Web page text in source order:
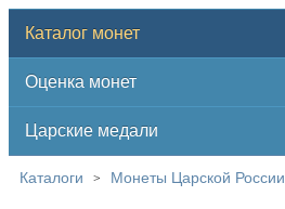
Каталог монет
Оценка монет
Царские медали
Каталоги > Монеты Царской России